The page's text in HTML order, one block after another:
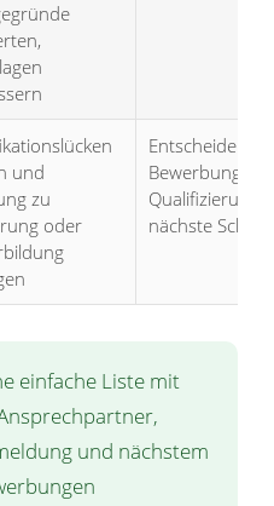
und
zu
oder
Entscheiden,
Bewerbung
Qualifizierung
nächste Schritt
einfache Liste mit
und nächstem